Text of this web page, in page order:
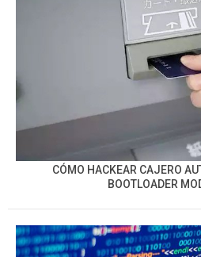
CÓMO HACKEAR CAJERO
BOOTLOADER